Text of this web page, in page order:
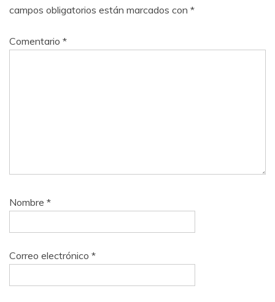
campos obligatorios están marcados con *
Comentario *
Nombre *
Correo electrónico *